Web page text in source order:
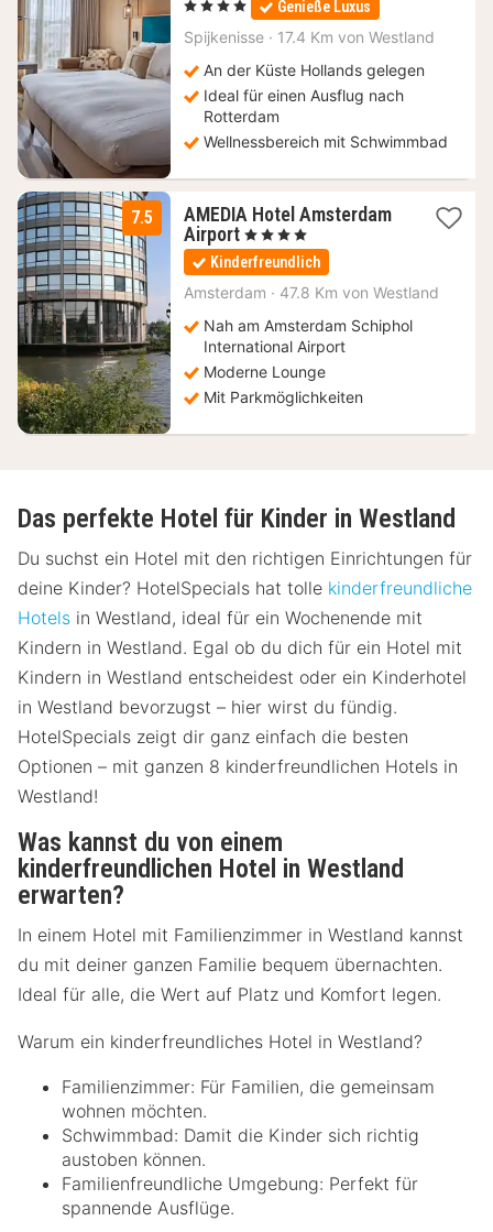
ab
99
, 4 Sterne Genieße Luxus
Spijkenisse · 17.4 Km von Westland
An der Küste Hollands gelegen
Ideal für einen Ausflug nach
Rotterdam
Wellnessbereich mit Schwimmbad
7.5
AMEDIA Hotel Amsterdam
Airport 1
Nacht
ab
72,14
, 4 Sterne
Kinderfreundlich
Amsterdam · 47.8 Km von Westland
Nah am Amsterdam Schiphol
International Airport
Moderne Lounge
Mit Parkmöglichkeiten
Das perfekte Hotel für Kinder in Westland
Du suchst ein Hotel mit den richtigen Einrichtungen für
deine Kinder? HotelSpecials hat tolle kinderfreundliche
Hotels in Westland, ideal für ein Wochenende mit
Kindern in Westland. Egal ob du dich für ein Hotel mit
Kindern in Westland entscheidest oder ein Kinderhotel
in Westland bevorzugst – hier wirst du fündig.
HotelSpecials zeigt dir ganz einfach die besten
Optionen – mit ganzen 8 kinderfreundlichen Hotels in
Westland!
Was kannst du von einem
kinderfreundlichen Hotel in Westland
erwarten?
In einem Hotel mit Familienzimmer in Westland kannst
du mit deiner ganzen Familie bequem übernachten.
Ideal für alle, die Wert auf Platz und Komfort legen.
Warum ein kinderfreundliches Hotel in Westland?
Familienzimmer: Für Familien, die gemeinsam
wohnen möchten.
Schwimmbad: Damit die Kinder sich richtig
austoben können.
Familienfreundliche Umgebung: Perfekt für
spannende Ausflüge.